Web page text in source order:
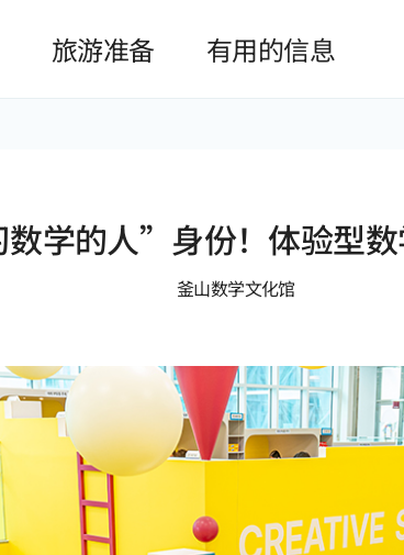
旅游准备 有用的信息
学的人”身份！体验型
釜山数学文化馆